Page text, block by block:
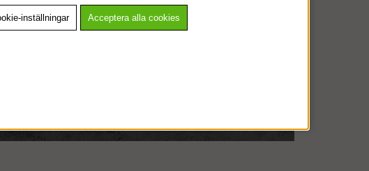
inställningar Acceptera alla cookies